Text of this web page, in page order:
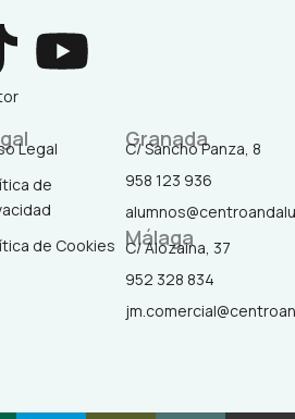
Y
u
Legal
de
de Cookies
Granada
C/ Sancho Panza, 8
958 123 936
Málaga
C/ Alozaina, 37
952 328 834